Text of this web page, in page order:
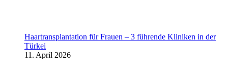
Haartransplantation für Frauen – 3 führende Kliniken in der
Türkei
11. April 2026